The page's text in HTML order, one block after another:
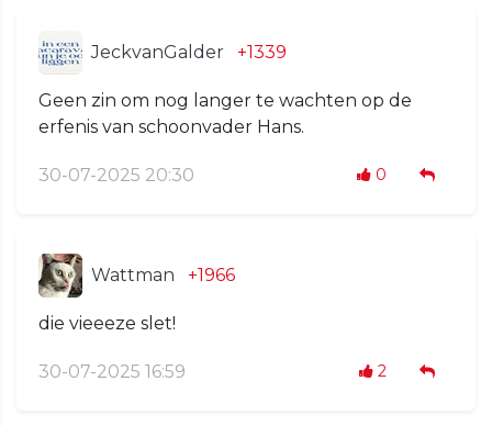
JeckvanGalder +1339
Geen zin om nog langer te wachten op de
erfenis van schoonvader Hans.
30-07-2025 20:30 0
Wattman +1966
die vieeeze slet!
30-07-2025 16:59 2